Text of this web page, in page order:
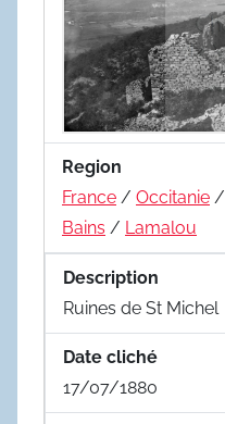
Region
France / Occitanie /
Bains / Lamalou
Description
Ruines de St Michel
Date cliché
17/07/1880